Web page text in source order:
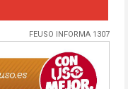
FEUSO INFORMA 1307